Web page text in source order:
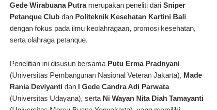
Gede Wirabuana Putramerupakan peneliti dari Sniper
Petanque Club dan Politeknik Kesehatan Kartini Bali
dengan fokus pada ilmu keolahragaan, promosi kesehatan,
serta olahraga petanque.
Penelitian ini disusun bersama Putu Erma Pradnyani
(Universitas Pembangunan Nasional Veteran Jakarta), Made
Rania Deviyanti dan I Gede Candra Adi Parwata
(Universitas Udayana), serta Ni Wayan Nita Diah Tamayanti